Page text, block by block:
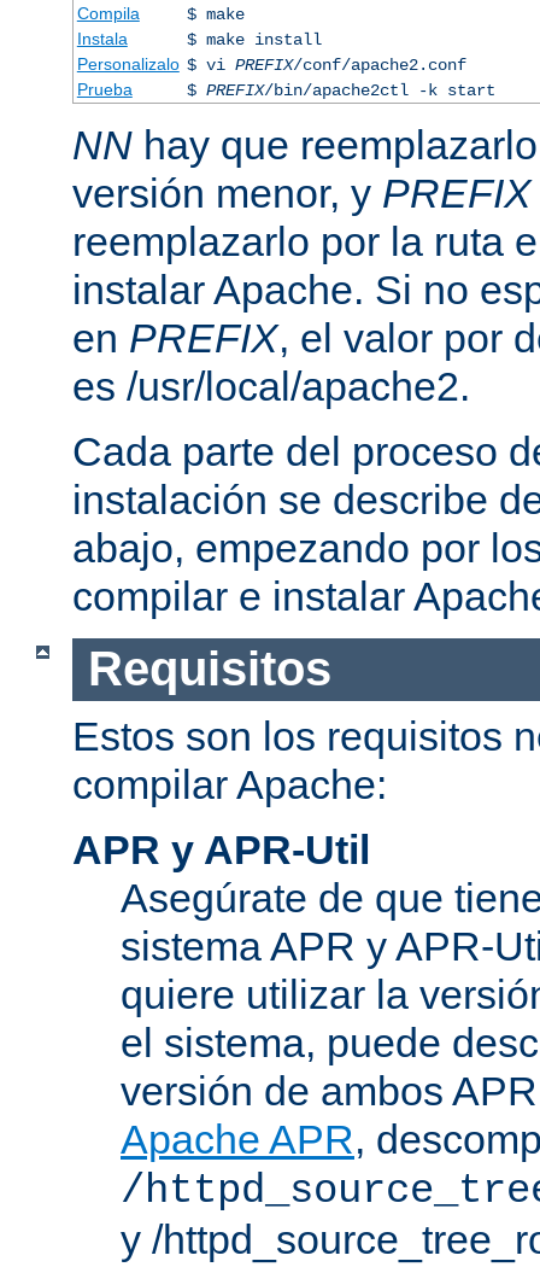
Compila
$ make
Instala
$ make install
Personalizalo $ vi PREFIX/conf/apache2.conf
Prueba
$ PREFIX/bin/apache2ctl -k start
NN hay que
versión menor, y PREFIX
reemplazarlo por la ruta
instalar Apache. Si no
en PREFIX, el valor por
es /usr/local/apache2.
Cada parte del proceso
instalación se describe
abajo, empezando por
compilar e instalar
Requisitos
Estos son los requisitos
compilar Apache:
APR y APR-Util
Asegúrate de que
sistema APR y APR-
quiere utilizar la
el sistema, puede
versión de ambos
Apache APR,
/
y /